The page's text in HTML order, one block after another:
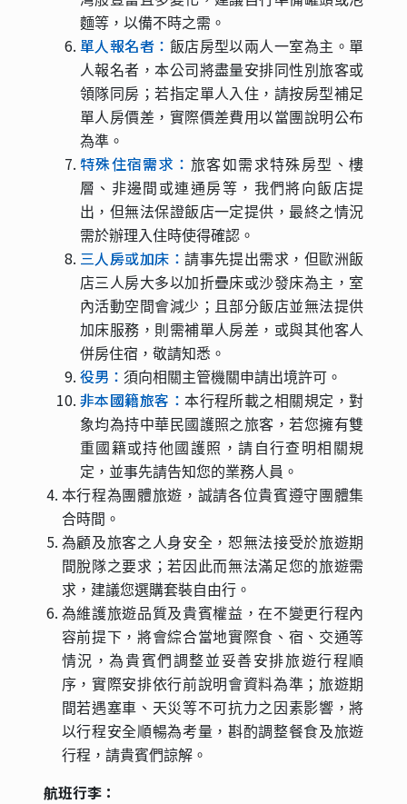
麵等，以備不時之需。
單人報名者： 飯店房型以兩人一室為主。單
人報名者，本公司將盡量安排同性別旅客或
領隊同房；若指定單人入住，請按房型補足
單人房價差，實際價差費用以當團說明公布
為準。
特殊住宿需求： 旅客如需求特殊房型、樓
層、非邊間或連通房等，我們將向飯店提
出，但無法保證飯店一定提供，最終之情況
需於辦理入住時使得確認。
三人房或加床：請事先提出需求，但歐洲飯
店三人房大多以加折疊床或沙發床為主，室
內活動空間會減少；且部分飯店並無法提供
加床服務，則需補單人房差，或與其他客人
併房住宿，敬請知悉。
役男： 須向相關主管機關申請出境許可。
非本國籍旅客：本行程所載之相關規定，對
象均為持中華民國護照之旅客，若您擁有雙
重國籍或持他國護照，請自行查明相關規
定，並事先請告知您的業務人員。
本行程為團體旅遊，誠請各位貴賓遵守團體集
合時間。
為顧及旅客之人身安全，恕無法接受於旅遊期
間脫隊之要求；若因此而無法滿足您的旅遊需
求，建議您選購套裝自由行。
為維護旅遊品質及貴賓權益，在不變更行程內
容前提下，將會綜合當地實際食、宿、交通等
情況，為貴賓們調整並妥善安排旅遊行程順
序，實際安排依行前說明會資料為準；旅遊期
間若遇塞車、天災等不可抗力之因素影響，將
以行程安全順暢為考量，斟酌調整餐食及旅遊
行程，請貴賓們諒解。
航班行李：